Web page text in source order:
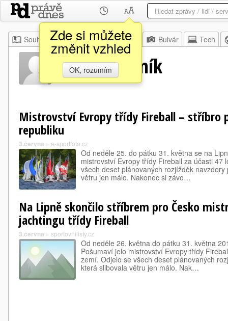
Zde si můžete
změnit vzhled
OK, rozumím
Souhrn Moje Z domova Bulvár Tech
Milan Kvasník
Mistrovství Evropy třídy Fireball – stříbro
republiku
3.června » e-sportfoto.cz
Od neděle 25. do pátku 31. května se na
mistrovství Evropy třídy Fireball za účasti 47
všech deset plánovaných rozjížděk
větru jen málo. Nakonec si závo…
Na Lipně skončilo stříbrem pro Česko
jachtingu třídy Fireball
3.června » sportovnilisty.cz
Od neděle 26. května do pátku 31. května
Pošumaví jelo mistrovství Evropy třídy
zemí. Odjelo se všech deset plánovaných
která slibovala větru jen málo. Nak…